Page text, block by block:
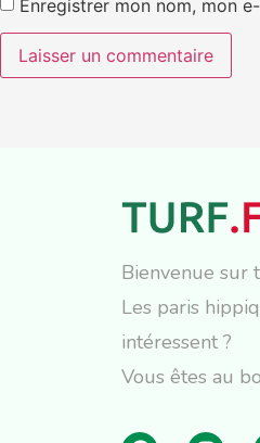
Enregistrer mon nom, mon
Bienvenue sur
Les paris
intéressent ?
Vous êtes au